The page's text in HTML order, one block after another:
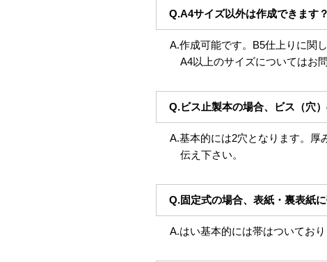
Q.A4サイズ以外は作成できます？
A.作成可能です。B5仕上りに関
A4以上のサイズについてはお
Q.ビス止製本の場合、ビス（穴
A.基本的には2穴となります。厚
伝え下さい。
Q.固定式の場合、表紙・裏表紙
A.はい基本的には帯はついてお